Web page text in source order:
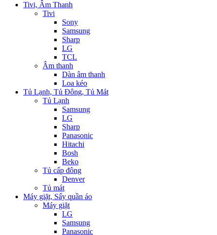
Tivi, Âm Thanh
Tivi
Sony
Samsung
Sharp
LG
TCL
Âm thanh
Dàn âm thanh
Loa kéo
Tủ Lạnh, Tủ Đông, Tủ Mát
Tủ Lạnh
Samsung
LG
Sharp
Panasonic
Hitachi
Bosh
Beko
Tủ cấp đông
Denver
Tủ mát
Máy giặt, Sấy quần áo
Máy giặt
LG
Samsung
Panasonic